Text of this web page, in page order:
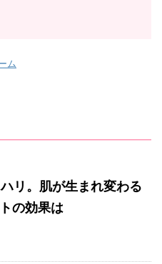
ム
リ。肌が生まれ変わる
の効果は